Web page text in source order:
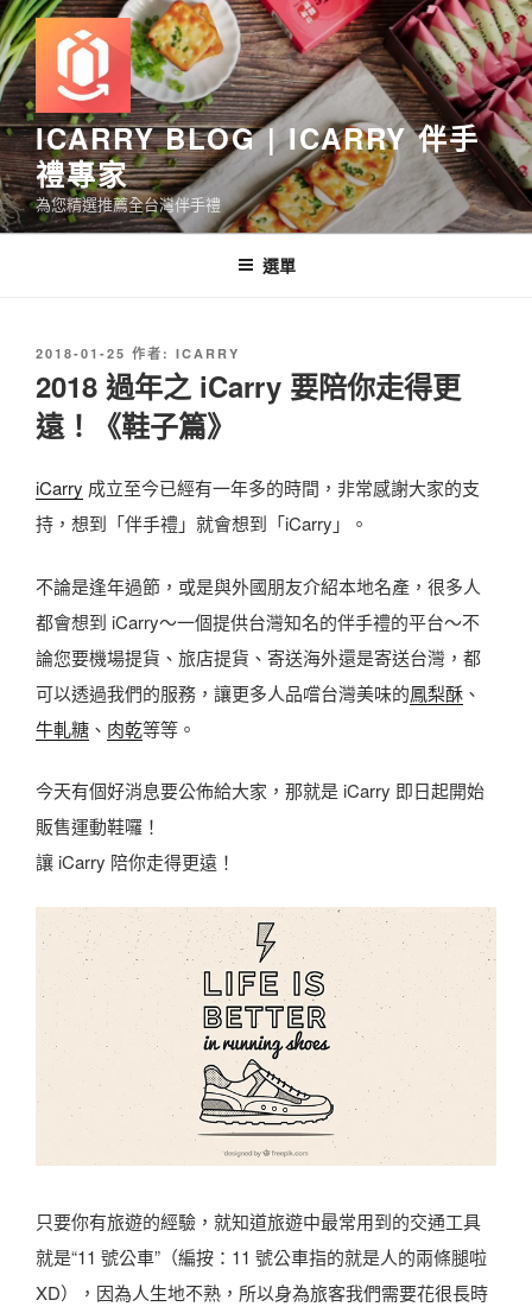
跳
至
主
要
內
容
ICARRY BLOG | ICARRY 伴手
禮專家
為您精選推薦全台灣伴手禮
選單
發
於
2018-01-25 作者: ICARRY
2018 過年之 iCarry 要陪你走得更
遠！《鞋子篇》
iCarry 成立至今已經有一年多的時間，非常感謝大家的支
持，想到「伴手禮」就會想到「iCarry」。
不論是逢年過節，或是與外國朋友介紹本地名產，很多人
都會想到 iCarry～一個提供台灣知名的伴手禮的平台～不
論您要機場提貨、旅店提貨、寄送海外還是寄送台灣，都
可以透過我們的服務，讓更多人品嚐台灣美味的鳳梨酥 、
牛軋糖 、 肉乾等等。
今天有個好消息要公佈給大家，那就是 iCarry 即日起開始
販售運動鞋囉！
讓 iCarry 陪你走得更遠！
只要你有旅遊的經驗，就知道旅遊中最常用到的交通工具
就是“11 號公車”（編按：11 號公車指的就是人的兩條腿啦
XD），因為人生地不熟，所以身為旅客我們需要花很長時